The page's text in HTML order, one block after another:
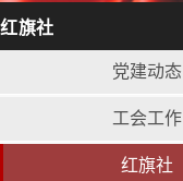
红旗社
党建动态
工会工作
红旗社